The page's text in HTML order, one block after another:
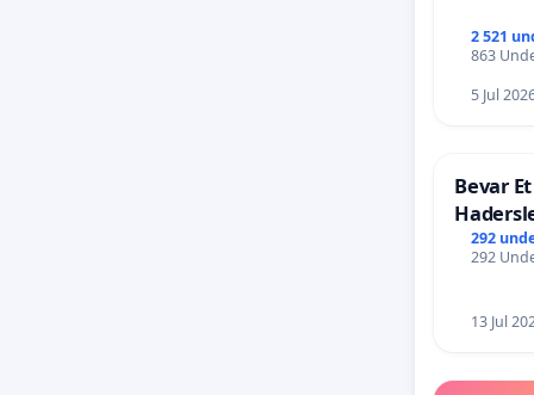
2 521
863
5 Jul
Bevar
292
292
13 Jul